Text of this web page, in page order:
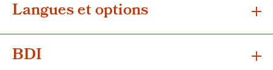
Langues et options
BDI